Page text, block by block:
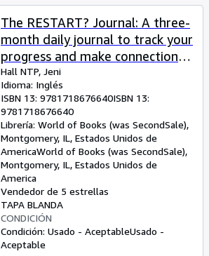
The RESTART? Journal: A three-
month daily journal to track your
progress and make connections
between the food you eat, the
habits you keep, and the way
you feel.
Hall NTP, Jeni
Idioma: Inglés
ISBN 13: 9781718676640ISBN 13:
9781718676640
Librería: World of Books (was SecondSale),
Montgomery, IL, Estados Unidos de
AmericaWorld of Books (was SecondSale),
Montgomery, IL, Estados Unidos de
America
Vendedor de 5 estrellas
TAPA BLANDA
CONDICIÓN
Condición: Usado - AceptableUsado -
Aceptable